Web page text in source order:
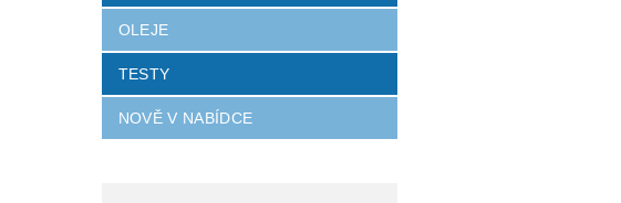
OLEJE
TESTY
NOVĚ V NABÍDCE